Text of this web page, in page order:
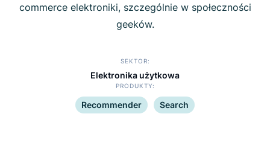
commerce elektroniki, szczególnie w społeczności
geeków.
SEKTOR
Elektronika użytkowa
PRODUKTY
Recommender Search